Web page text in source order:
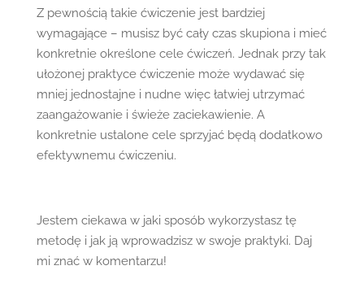
Z pewnością takie ćwiczenie jest bardziej
wymagające – musisz być cały czas skupiona i mieć
konkretnie określone cele ćwiczeń. Jednak przy tak
ułożonej praktyce ćwiczenie może wydawać się
mniej jednostajne i nudne więc łatwiej utrzymać
zaangażowanie i świeże zaciekawienie. A
konkretnie ustalone cele sprzyjać będą dodatkowo
efektywnemu ćwiczeniu.
Jestem ciekawa w jaki sposób wykorzystasz tę
metodę i jak ją wprowadzisz w swoje praktyki. Daj
mi znać w komentarzu!